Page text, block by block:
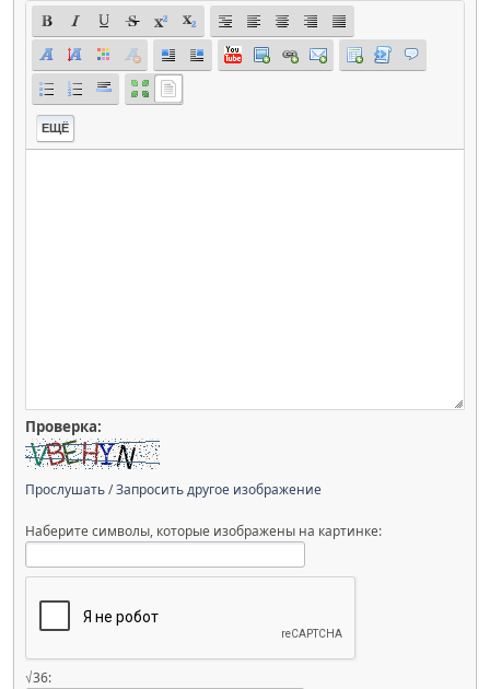
ЕЩЁ
Проверка:
Прослушать/Запросить другое изображение
Наберите символы, которые изображены на картинке:
√36: